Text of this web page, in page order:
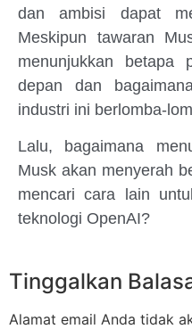
dan ambisi dapat
Meskipun tawaran
menunjukkan betapa
depan dan
industri ini berlomba-
Lalu, bagaimana
Musk akan menyerah
mencari cara lain
teknologi OpenAI?
Tinggalkan
Alamat email Anda tidak